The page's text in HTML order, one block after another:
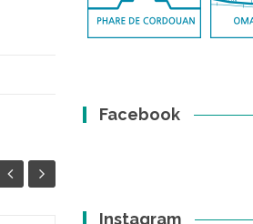
Facebook
Instagram